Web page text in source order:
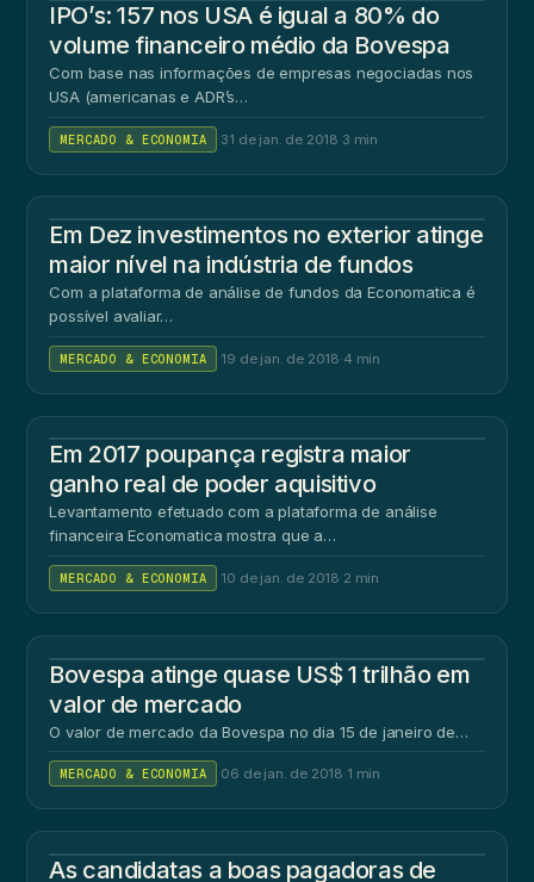
IPO’s: 157 nos USA é igual a 80% do
volume financeiro médio da Bovespa
Com base nas informações de empresas negociadas nos
USA (americanas e ADR’s…
MERCADO & ECONOMIA 31 de jan. de 2018 3 min
EM
Em Dez investimentos no exterior atinge
maior nível na indústria de fundos
Com a plataforma de análise de fundos da Economatica é
possível avaliar…
MERCADO & ECONOMIA 19 de jan. de 2018 4 min
Em 2017 poupança registra maior
ganho real de poder aquisitivo
Levantamento efetuado com a plataforma de análise
financeira Economatica mostra que a…
MERCADO & ECONOMIA 10 de jan. de 2018 2 min
Bovespa atinge quase US$ 1 trilhão em
valor de mercado
O valor de mercado da Bovespa no dia 15 de janeiro de…
MERCADO & ECONOMIA 06 de jan. de 2018 1 min
As candidatas a boas pagadoras de